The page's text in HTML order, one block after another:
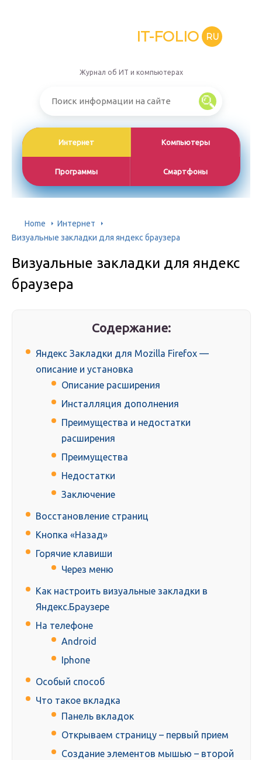
IT-FOLIO RU
Журнал об ИТ и компьютерах
Интернет Компьютеры
Программы Смартфоны
Home
Интернет
Визуальные закладки для яндекс браузера
Визуальные закладки для яндекс
браузера
Содержание:
Яндекс Закладки для Mozilla Firefox —
описание и установка
Описание расширения
Инсталляция дополнения
Преимущества и недостатки
расширения
Преимущества
Недостатки
Заключение
Восстановление страниц
Кнопка «Назад»
Горячие клавиши
Через меню
Как настроить визуальные закладки в
Яндекс.Браузере
На телефоне
Android
Iphone
Особый способ
Что такое вкладка
Панель вкладок
Открываем страницу – первый прием
Создание элементов мышью – второй